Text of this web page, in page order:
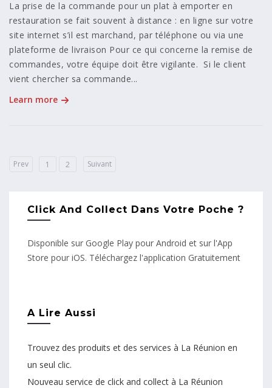
La prise de la commande pour un plat à emporter en
restauration se fait souvent à distance : en ligne sur votre
site internet s’il est marchand, par téléphone ou via une
plateforme de livraison Pour ce qui concerne la remise de
commandes, votre équipe doit être vigilante. Si le client
vient chercher sa commande...
Learn more
Prev 1 2 Suivant
Click And Collect Dans Votre Poche ?
Disponible sur Google Play pour Android et sur l'App
Store pour iOS. Téléchargez l'application Gratuitement
A Lire Aussi
Trouvez des produits et des services à La Réunion en
un seul clic.
Nouveau service de click and collect à La Réunion